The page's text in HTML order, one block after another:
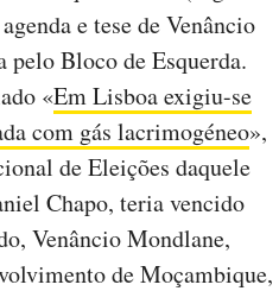
e tese de Venâncio
Bloco de Esquerda.
«Em Lisboa exigiu-se
com gás lacrimogéneo»,
de Eleições daquele
Chapo, teria vencido
Venâncio Mondlane,
de Moçambique,